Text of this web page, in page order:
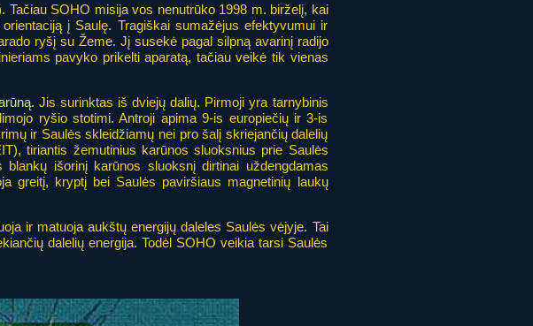
Tačiau SOHO misija vos nenutrūko 1998 m. birželį, kai
į Saulę. Tragiškai sumažėjus efektyvumui ir
ryšį su Žeme. Jį susekė pagal silpną avarinį radijo
pavyko prikelti aparatą, tačiau veikė tik vienas
. Jis surinktas iš dviejų dalių. Pirmoji yra tarnybinis
ryšio stotimi. Antroji apima 9-is europiečių ir 3-is
ir Saulės skleidžiamų nei pro šalį skriejančių dalelių
tiriantis žemutinius karūnos sluoksnius prie Saulės
išorinį karūnos sluoksnį dirtinai uždengdamas
greitį, kryptį bei Saulės paviršiaus magnetinių laukų
ir matuoja aukštų energijų daleles Saulės vėjyje. Tai
dalelių energija. Todėl SOHO veikia tarsi Saulės